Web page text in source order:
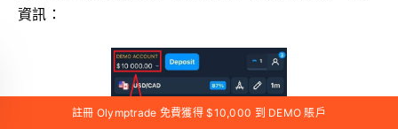
資訊：
註冊 Olymptrade 免費獲得 $10,000 到 DEMO 賬戶